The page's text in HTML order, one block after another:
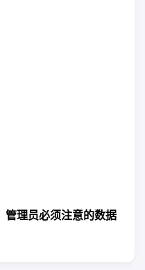
管理员必须注意的数据